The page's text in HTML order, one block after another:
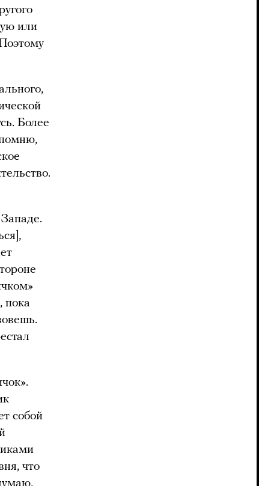
или
Более
пока
собой
что